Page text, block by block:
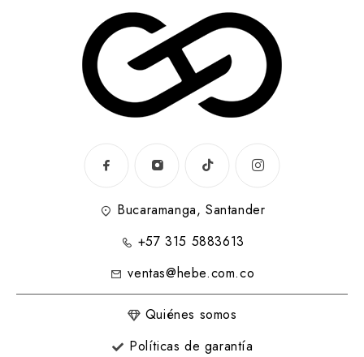
Bucaramanga, Santander
+57 315 5883613
ventas@hebe.com.co
Quiénes somos
Políticas de garantía